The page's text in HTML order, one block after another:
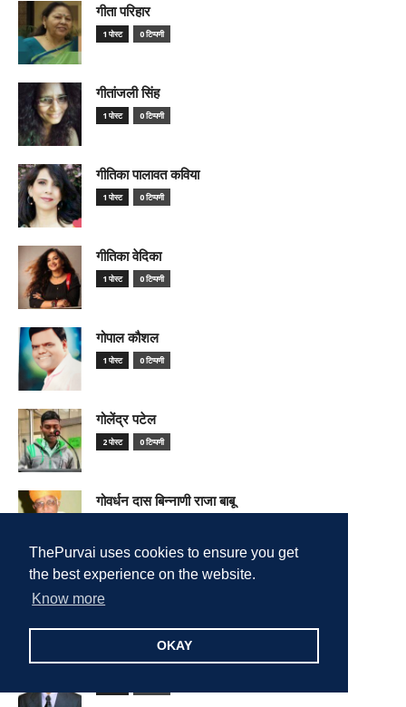
ThePurvai uses cookies to ensure you get
the best experience on the website.
Know more
OKAY
गीता परिहार
1 पोस्ट 0 टिप्पणी
गीतांजली सिंह
1 पोस्ट 0 टिप्पणी
गीतिका पालावत कविया
1 पोस्ट 0 टिप्पणी
गीतिका वेदिका
1 पोस्ट 0 टिप्पणी
गोपाल कौशल
1 पोस्ट 0 टिप्पणी
गोलेंद्र पटेल
2 पोस्ट 0 टिप्पणी
गोवर्धन दास बिन्नाणी राजा बाबू
गोविंद उपाध्याय
1 पोस्ट
गोविन्द भारद्वाज